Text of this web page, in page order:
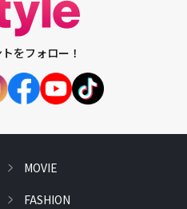
をフォロー！
MOVIE
FASHION